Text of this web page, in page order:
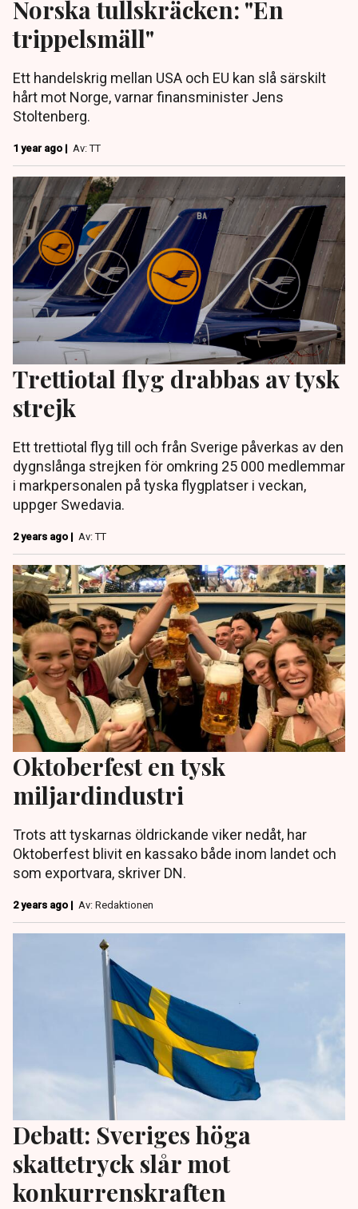
Norska tullskräcken: "En
trippelsmäll"
Ett handelskrig mellan USA och EU kan slå särskilt
hårt mot Norge, varnar finansminister Jens
Stoltenberg.
1 year ago | Av: TT
Trettiotal flyg drabbas av tysk
strejk
Ett trettiotal flyg till och från Sverige påverkas av den
dygnslånga strejken för omkring 25 000 medlemmar
i markpersonalen på tyska flygplatser i veckan,
uppger Swedavia.
2 years ago | Av: TT
Oktoberfest en tysk
miljardindustri
Trots att tyskarnas öldrickande viker nedåt, har
Oktoberfest blivit en kassako både inom landet och
som exportvara, skriver DN.
2 years ago | Av: Redaktionen
Debatt: Sveriges höga
skattetryck slår mot
konkurrenskraften